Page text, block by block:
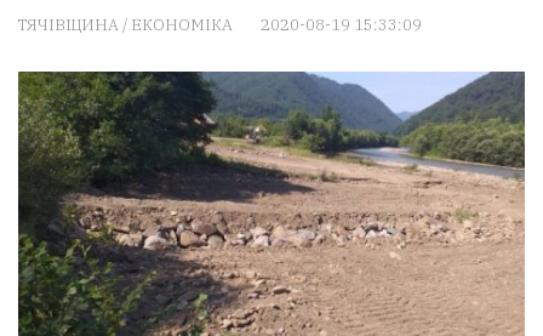
ТЯЧІВЩИНА/ ЕКОНОМІКА 2020-08-19 15:33:09